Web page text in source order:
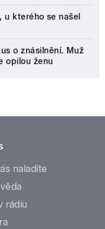
kterého se našel
o znásilnění. Muž
opilou ženu
naladíte
rádiu